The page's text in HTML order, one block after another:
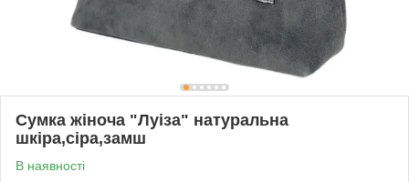
Сумка жіноча "Луіза" натуральна
шкіра,сіра,замш
В наявності